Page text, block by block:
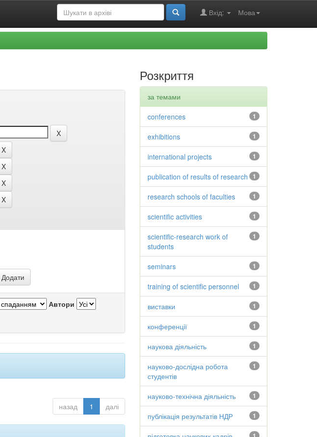
Мова
Вхід:
Автори
назад 1 далі
Розкриття
за темами
1
conferences
1
exhibitions
1
international projects
1
publication of results of research
1
research schools of faculties
1
scientific activities
1
scientific-research work of
students
1
seminars
1
training of scientific personnel
1
виставки
1
конференції
1
наукова діяльність
1
науково-дослідна робота
студентів
1
науково-технічна діяльність
1
публікація результатів НДР